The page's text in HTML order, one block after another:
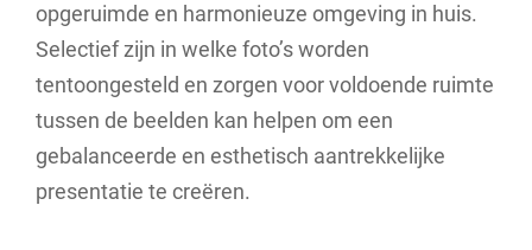
opgeruimde en harmonieuze omgeving in huis.
Selectief zijn in welke foto’s worden
tentoongesteld en zorgen voor voldoende ruimte
tussen de beelden kan helpen om een
gebalanceerde en esthetisch aantrekkelijke
presentatie te creëren.